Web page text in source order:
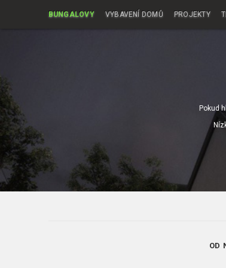
BUNGALOVY VYBAVENÍ DOMŮ PROJEKTY
Pokud
OD